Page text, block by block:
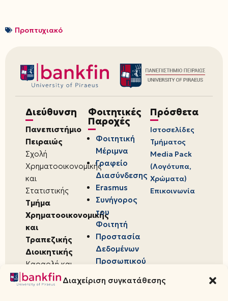
Διαχείριση συγκατάθεσης
Προπτυχιακό
Διεύθυνση
Πανεπιστήμιο
Πειραιώς
Σχολή
Χρηματοοικονομικής
και
Στατιστικής
Τμήμα
Χρηματοοικονομικής
και
Τραπεζικής
Διοικητικής
Καραολή και
Δημητρίου 80,
18534,
Φοιτητικές
Παροχές
Φοιτητική
Μέριμνα
Γραφείο
Διασύνδεσης
Erasmus
Συνήγορος
του
Φοιτητή
Προστασία
Δεδομένων
Προσωπικού
Πρόσθετα
Ιστοσελίδες
Τμήματος
Media Pack
(Λογότυπα,
Χρώματα)
Επικοινωνία